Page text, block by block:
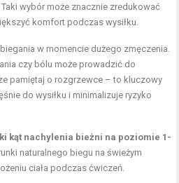
wybór może znacznie zredukować
komfort podczas wysiłku.
w momencie dużego zmęczenia.
czy bólu może prowadzić do
pamiętaj o rozgrzewce – to kluczowy
do wysiłku i minimalizuje ryzyko
kąt nachylenia bieżni na poziomie 1-
naturalnego biegu na świeżym
ciała podczas ćwiczeń.